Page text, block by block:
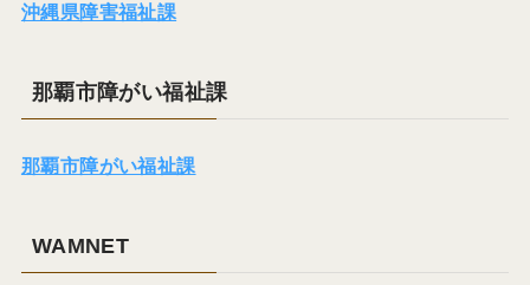
沖縄県障害福祉課
那覇市障がい福祉課
那覇市障がい福祉課
WAMNET